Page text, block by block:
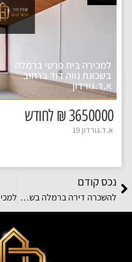
למכירה בית פרטי ברמלה
בשכונת נווה דוד ברחוב
א.ד.גורדון
3650000 ₪ לחודש
א.ד.גורדון 19
נכס קודם
להשכרה דירה ברמלה בשכונת גיורא ברחוב מאיר בינט